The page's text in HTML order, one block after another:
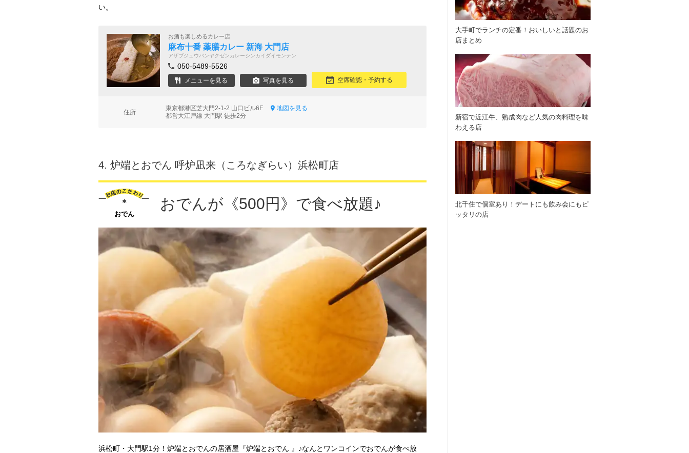
い。
お酒も楽しめるカレー店
麻布十番 薬膳カレー 新海 大門店
アザブジュウバンヤクゼンカレーシンカイダイモンテン
050-5489-5526
メニューを見る 写真を見る 空席確認・予約する
住所
東京都港区芝大門2-1-2 山口ビル6F
地図を見る
都営大江戸線 大門駅 徒歩2分
4. 炉端とおでん 呼炉凪来（ころなぎらい）浜松町店
おでん
おでんが《500円》で食べ放題♪
浜松町・大門駅1分！炉端とおでんの居酒屋『炉端とおでん 』♪なんとワンコインでおでんが食べ放
大手町でランチの定番！おいしいと話題のお
店まとめ
新宿で近江牛、熟成肉など人気の肉料理を味
わえる店
北千住で個室あり！デートにも飲み会にもピ
ッタリの店